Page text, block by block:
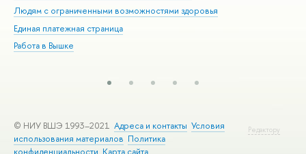
Людям с ограниченными возможностями здоровья
Единая платежная страница
Работа в Вышке
Редактору
© НИУ ВШЭ 1993–2021 Адреса и контакты Условия
использования материалов Политика
конфиденциальности Карта сайта